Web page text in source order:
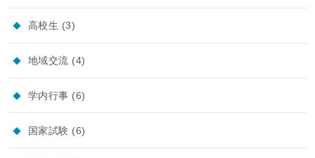
高校生 (3)
地域交流 (4)
学内行事 (6)
国家試験 (6)